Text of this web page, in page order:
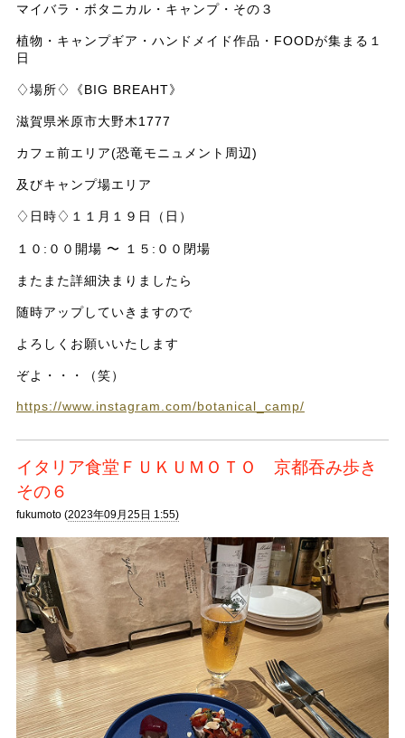
マイバラ・ボタニカル・キャンプ・その３
植物・キャンプギア・ハンドメイド作品・FOODが集まる１
日
♢場所♢《BIG BREAHT》
滋賀県米原市大野木1777
カフェ前エリア(恐竜モニュメント周辺)
及びキャンプ場エリア
♢日時♢１１月１９日（日）
１０:００開場 〜 １５:００閉場
またまた詳細決まりましたら
随時アップしていきますので
よろしくお願いいたします
ぞよ・・・（笑）
https://www.instagram.com/botanical_camp/
イタリア食堂ＦＵＫＵＭＯＴＯ 京都吞み歩き
その６
fukumoto (2023年09月25日 1:55)